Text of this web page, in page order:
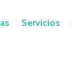
Servicios